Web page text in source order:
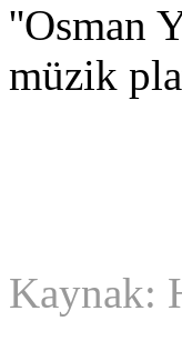
''Osman
müzik
Kaynak: